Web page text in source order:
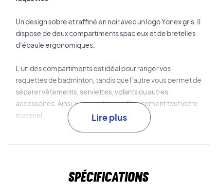
Un design sobre et raffiné en noir avec un logo Yonex gris. Il
dispose de deux compartiments spacieux et de bretelles
d’épaule ergonomiques.
L’un des compartiments est idéal pour ranger vos
raquettes de badminton, tandis que l’autre vous permet de
séparer vêtements, serviettes, volants ou autres
accessoires. Ainsi, vous protégez efficacement tout votre
matériel.
Bretelles d’épaule ergonomiques et ajustables
Lire plus
Spécifications